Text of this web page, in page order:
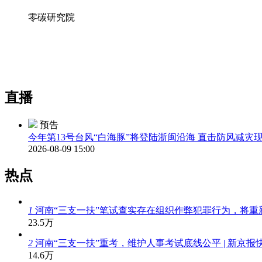
零碳研究院
直播
预告
今年第13号台风“白海豚”将登陆浙闽沿海 直击防风减灾
2026-08-09 15:00
热点
1 河南“三支一扶”笔试查实存在组织作弊犯罪行为，将重
23.5万
2 河南“三支一扶”重考，维护人事考试底线公平 | 新京报
14.6万